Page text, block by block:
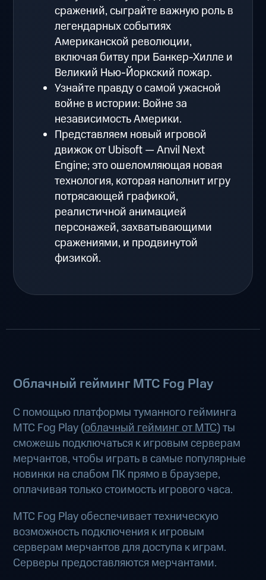
сражений, сыграйте важную роль в
легендарных событиях
Американской революции,
включая битву при Банкер-Хилле и
Великий Нью-Йоркский пожар.
Узнайте правду о самой ужасной
войне в истории: Войне за
независимость Америки.
Представляем новый игровой
движок от Ubisoft — Anvil Next
Engine; это ошеломляющая новая
технология, которая наполнит игру
потрясающей графикой,
реалистичной анимацией
персонажей, захватывающими
сражениями, и продвинутой
физикой.
Облачный гейминг МТС Fog Play
С помощью платформы туманного гейминга
МТС Fog Play (облачный гейминг от МТС) ты
сможешь подключаться к игровым серверам
мерчантов, чтобы играть в самые популярные
новинки на слабом ПК прямо в браузере,
оплачивая только стоимость игрового часа.
МТС Fog Play обеспечивает техническую
возможность подключения к игровым
серверам мерчантов для доступа к играм.
Серверы предоставляются мерчантами.